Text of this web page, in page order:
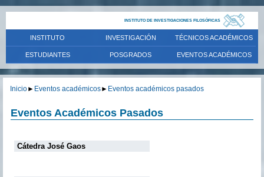
INSTITUTO DE INVESTIGACIONES FILOSÓFICAS
INSTITUTO INVESTIGACIÓN TÉCNICOS ACADÉMICOS
ESTUDIANTES POSGRADOS EVENTOS ACADÉMICOS
Inicio► Eventos académicos► Eventos académicos pasados
Eventos Académicos Pasados
Cátedra José Gaos